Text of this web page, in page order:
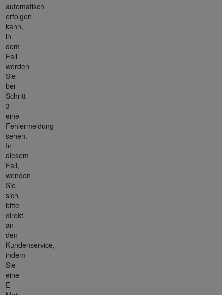
automatisch
erfolgen
kann,
in
dem
Fall
werden
Sie
bei
Schritt
3
eine
Fehlermeldung
sehen.
In
diesem
Fall,
wenden
Sie
sich
bitte
direkt
an
den
Kundenservice,
indem
Sie
eine
E-